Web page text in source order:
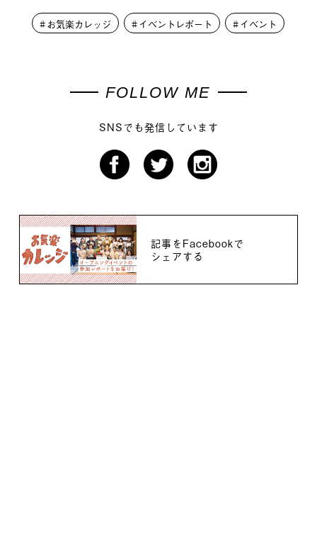
お気楽カレッジ イベントレポート イベント
FOLLOW ME
SNSでも発信しています
記事をFacebookで
シェアする